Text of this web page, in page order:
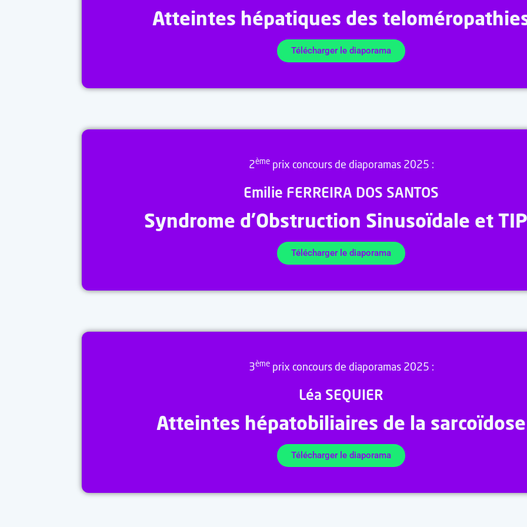
Atteintes hépatiques des
Télécharger le diaporama
2èmeprix concours de diaporamas 2025 :
Emilie FERREIRA DOS SANTOS
Syndrome d’Obstruction Sinusoïdale et
Télécharger le diaporama
3èmeprix concours de diaporamas 2025 :
Léa SEQUIER
Atteintes hépatobiliaires de la sarcoïdose
Télécharger le diaporama